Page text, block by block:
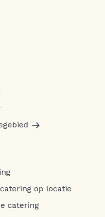
op locatie
catering